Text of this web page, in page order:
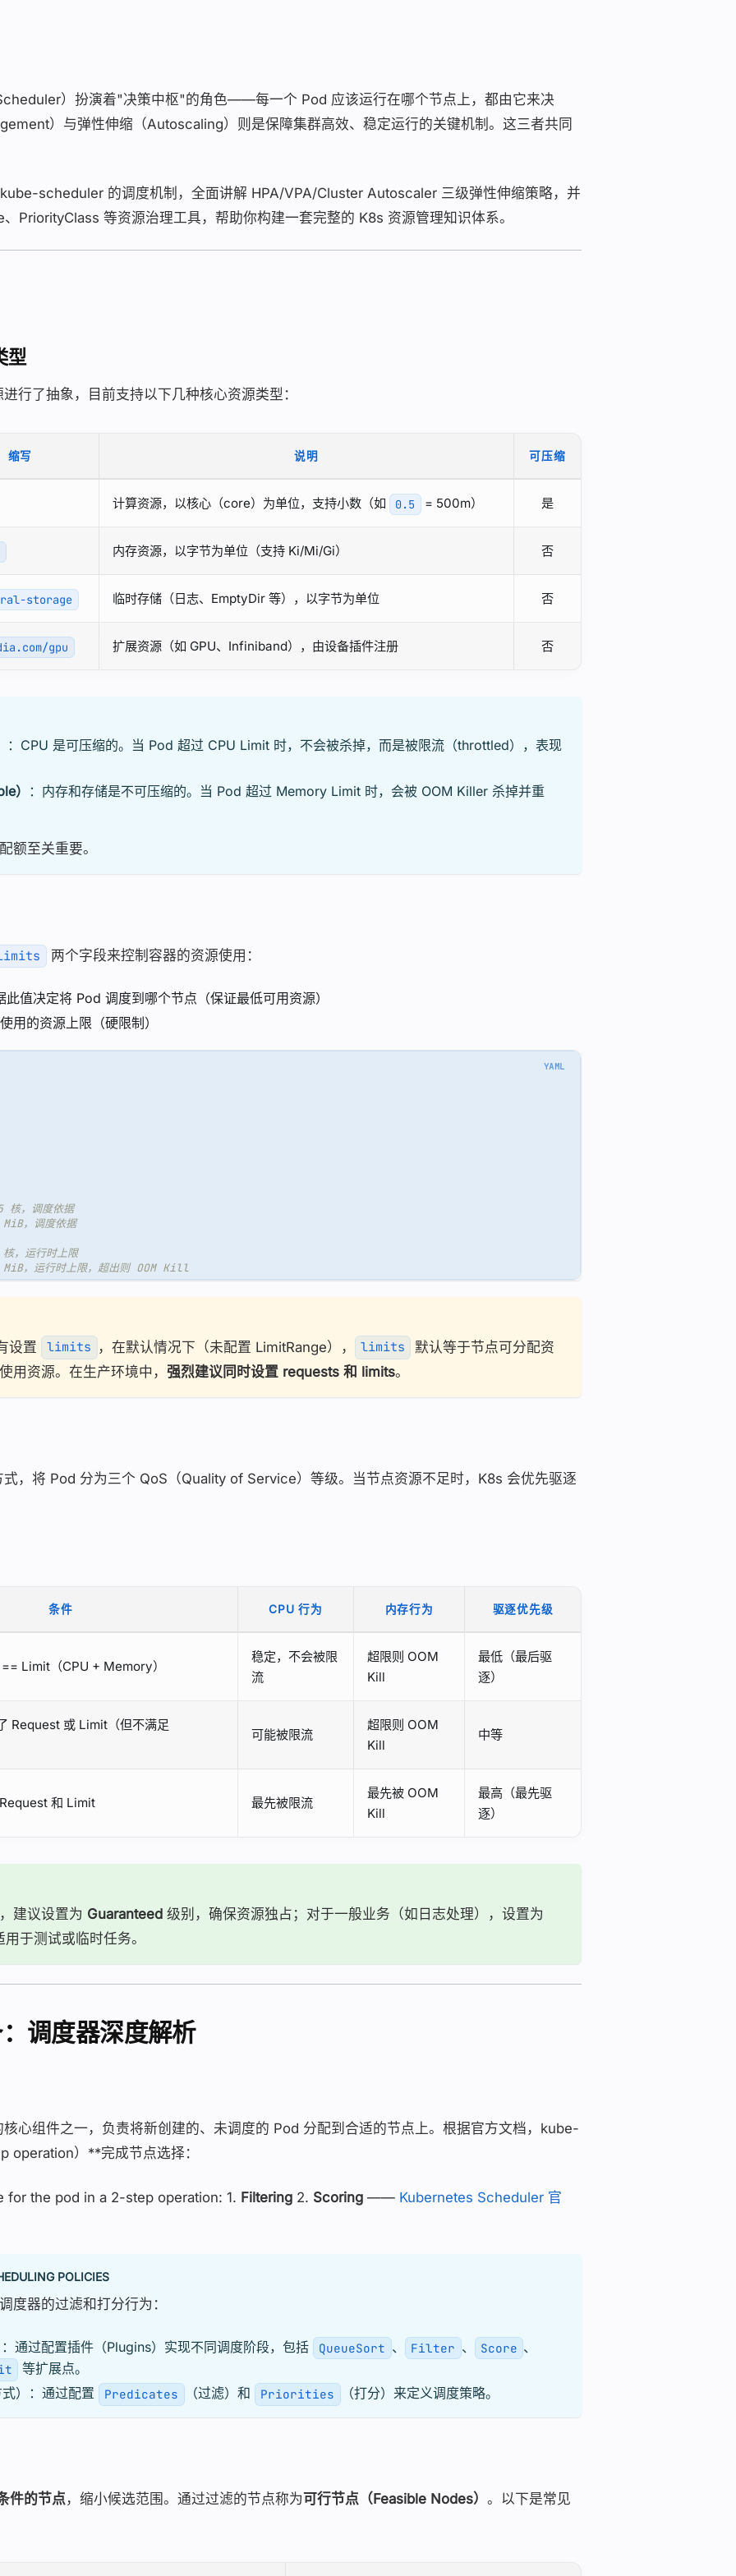
）扮演着"决策中枢"的角色——每一个 Pod 应该运行在哪个节点上，都由它来决
）与弹性伸缩（Autoscaling）则是保障集群高效、稳定运行的关键机制。这三者共同
scheduler 的调度机制，全面讲解 HPA/VPA/Cluster Autoscaler 三级弹性伸缩策略，并
PriorityClass 等资源治理工具，帮助你构建一套完整的 K8s 资源管理知识体系。
型
行了抽象，目前支持以下几种核心资源类型：
缩写 说明 可压缩
计算资源，以核心（core）为单位，支持小数（如 0.5 = 500m） 是
内存资源，以字节为单位（支持 Ki/Mi/Gi） 否
storage 临时存储（日志、EmptyDir 等），以字节为单位 否
gpu 扩展资源（如 GPU、Infiniband），由设备插件注册 否
：CPU 是可压缩的。当 Pod 超过 CPU Limit 时，不会被杀掉，而是被限流（throttled），表现
） ：内存和存储是不可压缩的。当 Pod 超过 Memory Limit 时，会被 OOM Killer 杀掉并重
额至关重要。
两个字段来控制容器的资源使用：
此值决定将 Pod 调度到哪个节点（保证最低可用资源）
用的资源上限（硬限制）
，调度依据
，调度依据
，运行时上限
，运行时上限，超出则 OOM Kill
设置 limits ，在默认情况下（未配置 LimitRange）， limits
默认等于节点可分配资
用资源。在生产环境中， 强烈建议同时设置 requests 和 limits。
，将 Pod 分为三个 QoS（Quality of Service）等级。当节点资源不足时，K8s 会优先驱逐
条件 CPU 行为 内存行为 驱逐优先级
Limit（CPU + Memory）
稳定，不会被限
流
超限则 OOM
Kill
最低（最后驱
逐）
Request 或 Limit（但不满足
可能被限流
超限则 OOM
Kill
中等
和 Limit 最先被限流
最先被 OOM
Kill
最高（最先驱
逐）
建议设置为 Guaranteed 级别，确保资源独占；对于一般业务（如日志处理），设置为
于测试或临时任务。
调度器深度解析
心组件之一，负责将新创建的、未调度的 Pod 分配到合适的节点上。根据官方文档，kube-
）**完成节点选择：
the pod in a 2-step operation: 1. Filtering 2. Scoring —— Kubernetes Scheduler 官
POLICIES
度器的过滤和打分行为：
通过配置插件（Plugins）实现不同调度阶段，包括 QueueSort 、 Filter 、 Score 、
等扩展点。
）：通过配置
Predicates （过滤）和 Priorities （打分）来定义调度策略。
件的节点 ，缩小候选范围。通过过滤的节点称为可行节点（Feasible Nodes） 。以下是常见